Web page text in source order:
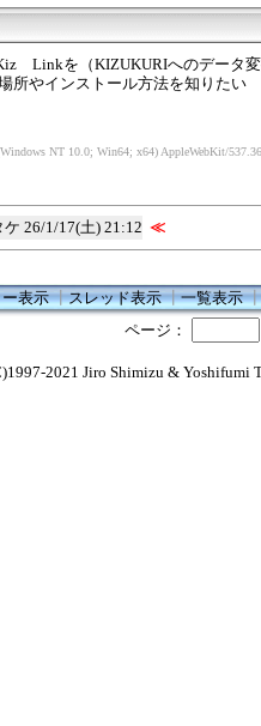
Linkを（KIZUKURIへのデータ
所やインストール方法を知りたい
NT 10.0; Win64; x64) AppleWebKit/
ケ 26/1/17(土) 21:12 ≪
表示┃スレッド表示┃一覧表示┃
ページ：
2021 Jiro Shimizu & Yoshifumi